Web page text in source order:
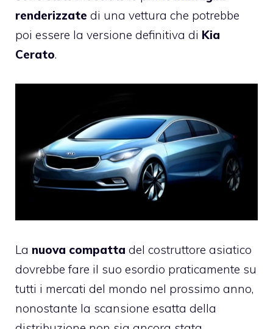
renderizzate di una vettura che potrebbe
poi essere la versione definitiva di Kia
Cerato.
La nuova compatta del costruttore asiatico
dovrebbe fare il suo esordio praticamente su
tutti i mercati del mondo nel prossimo anno,
nonostante la scansione esatta della